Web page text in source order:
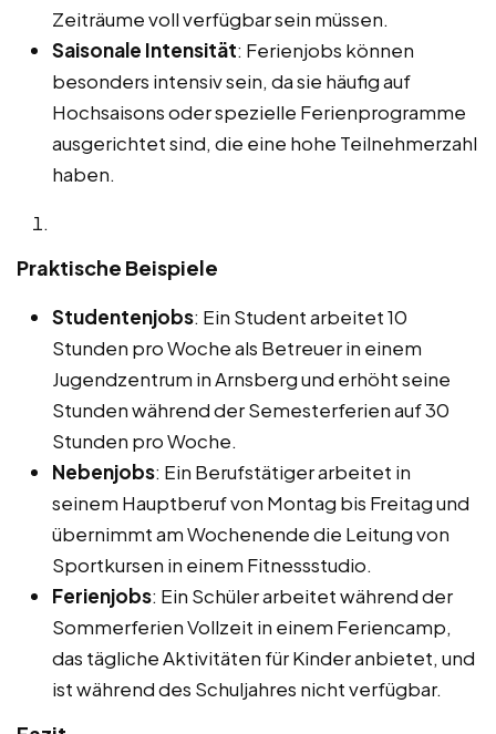
Zeiträume voll verfügbar sein müssen.
Saisonale Intensität: Ferienjobs können
besonders intensiv sein, da sie häufig auf
Hochsaisons oder spezielle Ferienprogramme
ausgerichtet sind, die eine hohe Teilnehmerzahl
haben.
Praktische Beispiele
Studentenjobs: Ein Student arbeitet 10
Stunden pro Woche als Betreuer in einem
Jugendzentrum in Arnsberg und erhöht seine
Stunden während der Semesterferien auf 30
Stunden pro Woche.
Nebenjobs: Ein Berufstätiger arbeitet in
seinem Hauptberuf von Montag bis Freitag und
übernimmt am Wochenende die Leitung von
Sportkursen in einem Fitnessstudio.
Ferienjobs: Ein Schüler arbeitet während der
Sommerferien Vollzeit in einem Feriencamp,
das tägliche Aktivitäten für Kinder anbietet, und
ist während des Schuljahres nicht verfügbar.